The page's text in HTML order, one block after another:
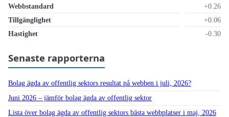
Webbstandard
+0.26
Tillgänglighet
+0.06
Hastighet
-0.30
Senaste rapporterna
Bolag ägda av offentlig sektors resultat på webben i juli, 2026?
Juni 2026 – jämför bolag ägda av offentlig sektor
Lista över bolag ägda av offentlig sektors bästa webbplatser i maj, 2026